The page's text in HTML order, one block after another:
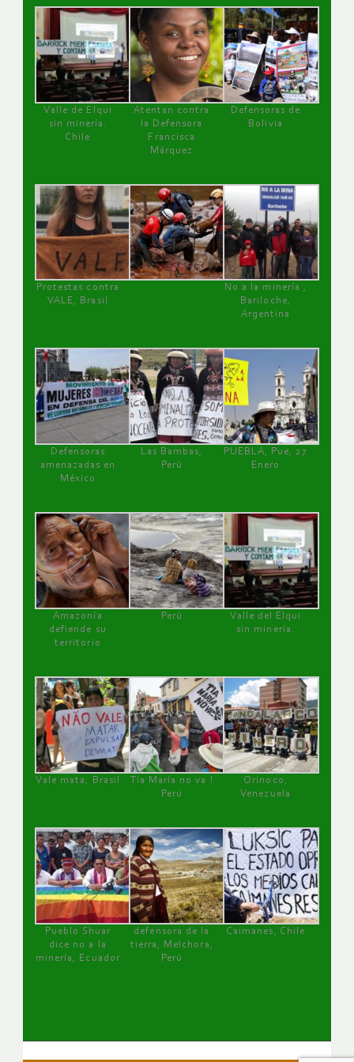
Valle de Elqui
sin minería.
Chile
Atentan contra
la Defensora
Francisca
Márquez
Defensoras de
Bolivia
Protestas contra
VALE, Brasil
No a la minería ,
Bariloche,
Argentina
Defensoras
amenazadas en
México
Las Bambas,
Perú
PUEBLA, Pue, 27
Enero
Amazonía
defiende su
territorio
Perú
Valle del Elqui
sin minería.
Vale mata, Brasil
Tía María no va !
Perú
Orinoco,
Venezuela
Pueblo Shuar
dice no a la
minería, Ecuador
defensora de la
tierra, Melchora,
Perú
Caimanes, Chile